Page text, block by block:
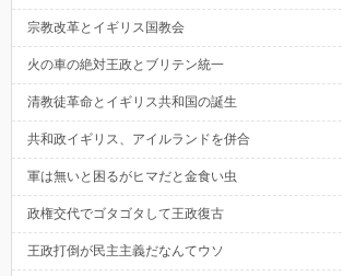
宗教改革とイギリス国教会
火の車の絶対王政とブリテン統一
清教徒革命とイギリス共和国の誕生
共和政イギリス、アイルランドを併合
軍は無いと困るがヒマだと金食い虫
政権交代でゴタゴタして王政復古
王政打倒が民主主義だなんてウソ